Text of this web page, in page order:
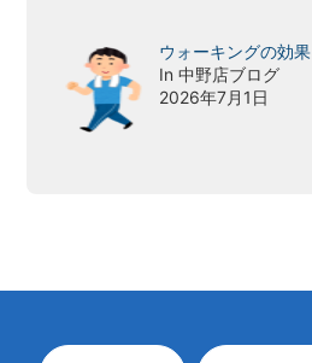
ウォーキングの効果
In 中野店ブログ
2026年7月1日